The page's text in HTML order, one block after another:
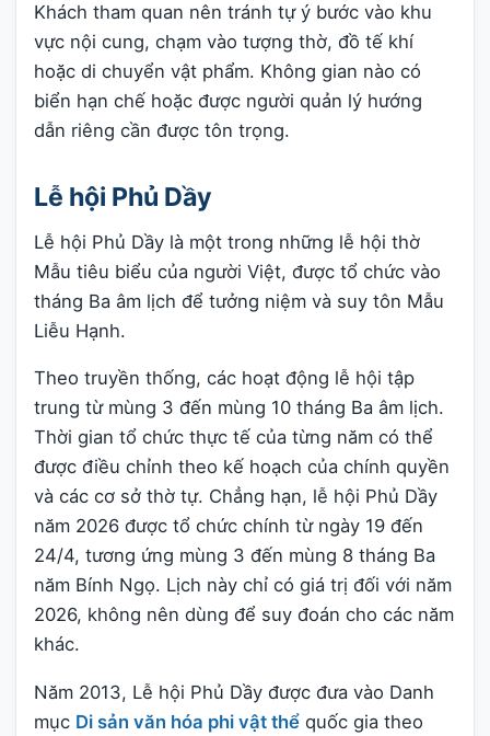
Khách tham quan nên tránh tự ý bước vào khu
vực nội cung, chạm vào tượng thờ, đồ tế khí
hoặc di chuyển vật phẩm. Không gian nào có
biển hạn chế hoặc được người quản lý hướng
dẫn riêng cần được tôn trọng.
Lễ hội Phủ Dầy
Lễ hội Phủ Dầy là một trong những lễ hội thờ
Mẫu tiêu biểu của người Việt, được tổ chức vào
tháng Ba âm lịch để tưởng niệm và suy tôn Mẫu
Liễu Hạnh.
Theo truyền thống, các hoạt động lễ hội tập
trung từ mùng 3 đến mùng 10 tháng Ba âm lịch.
Thời gian tổ chức thực tế của từng năm có thể
được điều chỉnh theo kế hoạch của chính quyền
và các cơ sở thờ tự. Chẳng hạn, lễ hội Phủ Dầy
năm 2026 được tổ chức chính từ ngày 19 đến
24/4, tương ứng mùng 3 đến mùng 8 tháng Ba
năm Bính Ngọ. Lịch này chỉ có giá trị đối với năm
2026, không nên dùng để suy đoán cho các năm
khác.
Năm 2013, Lễ hội Phủ Dầy được đưa vào Danh
mục Di sản văn hóa phi vật thể quốc gia theo